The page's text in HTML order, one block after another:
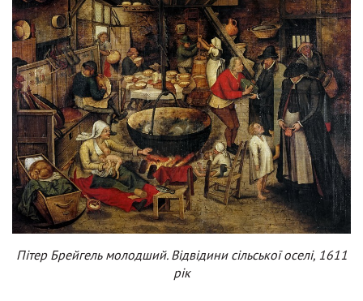
Пітер Брейгель молодший. Відвідини сільської оселі, 1611
рік